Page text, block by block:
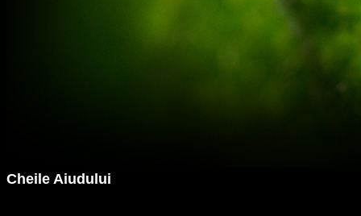
Cheile Aiudului